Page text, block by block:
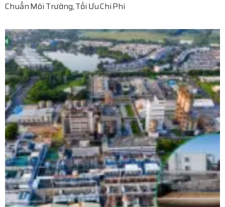
Chuẩn Môi Trường, Tối Ưu Chi Phí